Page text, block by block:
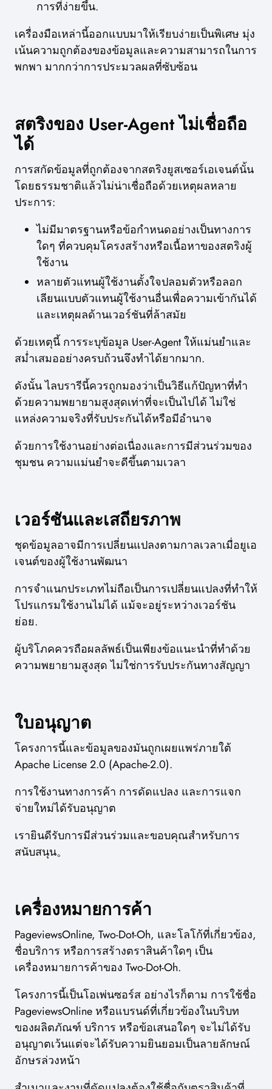
การที่ง่ายขึ้น.
เครื่องมือเหล่านี้ออกแบบมาให้เรียบง่ายเป็นพิเศษ มุ่ง
เน้นความถูกต้องของข้อมูลและความสามารถในการ
พกพา มากกว่าการประมวลผลที่ซับซ้อน
สตริงของ User-Agent ไม่เชื่อถือ
ได้
การสกัดข้อมูลที่ถูกต้องจากสตริงยูสเซอร์เอเจนต์นั้น
โดยธรรมชาติแล้วไม่น่าเชื่อถือด้วยเหตุผลหลาย
ประการ:
ไม่มีมาตรฐานหรือข้อกำหนดอย่างเป็นทางการ
ใดๆ ที่ควบคุมโครงสร้างหรือเนื้อหาของสตริงผู้
ใช้งาน
หลายตัวแทนผู้ใช้งานตั้งใจปลอมตัวหรือลอก
เลียนแบบตัวแทนผู้ใช้งานอื่นเพื่อความเข้ากันได้
และเหตุผลด้านเวอร์ชันที่ล้าสมัย
ด้วยเหตุนี้ การระบุข้อมูล User-Agent ให้แม่นยำและ
สม่ำเสมออย่างครบถ้วนจึงทำได้ยากมาก.
ดังนั้น ไลบรารีนี้ควรถูกมองว่าเป็นวิธีแก้ปัญหาที่ทำ
ด้วยความพยายามสูงสุดเท่าที่จะเป็นไปได้ ไม่ใช่
แหล่งความจริงที่รับประกันได้หรือมีอำนาจ
ด้วยการใช้งานอย่างต่อเนื่องและการมีส่วนร่วมของ
ชุมชน ความแม่นยำจะดีขึ้นตามเวลา
เวอร์ชันและเสถียรภาพ
ชุดข้อมูลอาจมีการเปลี่ยนแปลงตามกาลเวลาเมื่อยูเอ
เจนต์ของผู้ใช้งานพัฒนา
การจำแนกประเภทไม่ถือเป็นการเปลี่ยนแปลงที่ทำให้
โปรแกรมใช้งานไม่ได้ แม้จะอยู่ระหว่างเวอร์ชัน
ย่อย.
ผู้บริโภคควรถือผลลัพธ์เป็นเพียงข้อแนะนำที่ทำด้วย
ความพยายามสูงสุด ไม่ใช่การรับประกันทางสัญญา
ใบอนุญาต
โครงการนี้และข้อมูลของมันถูกเผยแพร่ภายใต้
Apache License 2.0 (Apache-2.0).
การใช้งานทางการค้า การดัดแปลง และการแจก
จ่ายใหม่ได้รับอนุญาต
เรายินดีรับการมีส่วนร่วมและขอบคุณสำหรับการ
สนับสนุน。
เครื่องหมายการค้า
PageviewsOnline, Two-Dot-Oh, และโลโก้ที่เกี่ยวข้อง,
ชื่อบริการ หรือการสร้างตราสินค้าใดๆ เป็น
เครื่องหมายการค้าของ Two-Dot-Oh.
โครงการนี้เป็นโอเพ่นซอร์ส อย่างไรก็ตาม การใช้ชื่อ
PageviewsOnline หรือแบรนด์ที่เกี่ยวข้องในบริบท
ของผลิตภัณฑ์ บริการ หรือข้อเสนอใดๆ จะไม่ได้รับ
อนุญาตเว้นแต่จะได้รับความยินยอมเป็นลายลักษณ์
อักษรล่วงหน้า